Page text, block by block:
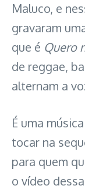
Maluco, e
gravaram
que é Quero
de reggae,
alternam a
É uma
tocar na
para quem
o vídeo